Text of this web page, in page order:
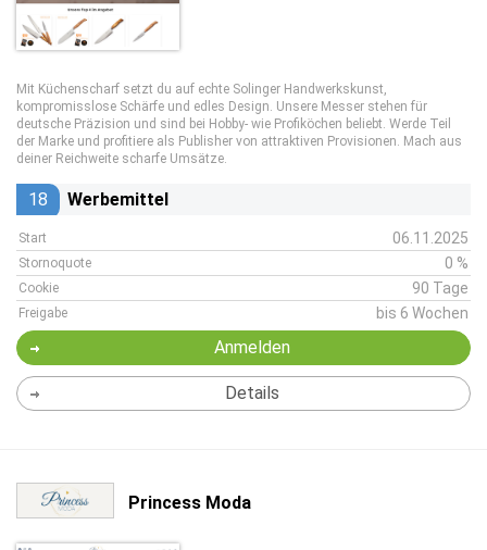
Mit Küchenscharf setzt du auf echte Solinger Handwerkskunst,
kompromisslose Schärfe und edles Design. Unsere Messer stehen für
deutsche Präzision und sind bei Hobby- wie Profiköchen beliebt. Werde Teil
der Marke und profitiere als Publisher von attraktiven Provisionen. Mach aus
deiner Reichweite scharfe Umsätze.
18 Werbemittel
Start 06.11.2025
Stornoquote 0 %
Cookie 90 Tage
Freigabe bis 6 Wochen
Anmelden
Details
Princess Moda